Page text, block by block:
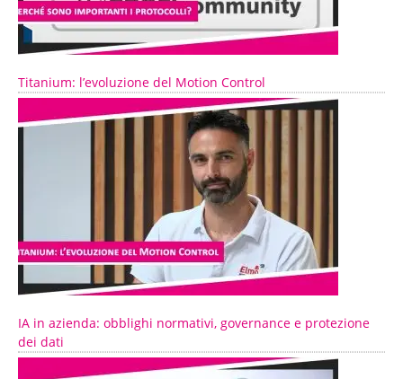
Titanium: l’evoluzione del Motion Control
IA in azienda: obblighi normativi, governance e protezione
dei dati